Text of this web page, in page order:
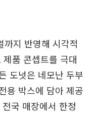
지 반영해 시각적
품 콘셉트를 극대
도넛은 네모난 두부
용 박스에 담아 제공
국 매장에서 한정